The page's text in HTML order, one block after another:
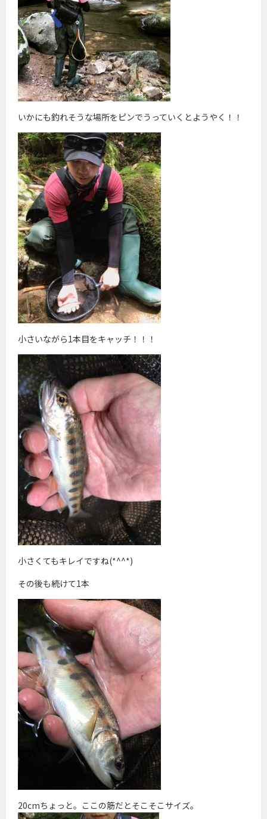
いかにも釣れそうな場所をピンでうっていくとようやく！！
小さいながら1本目をキャッチ！！！
小さくてもキレイですね(*^^*)
その後も続けて1本
20cmちょっと。ここの筋だとそこそこサイズ。